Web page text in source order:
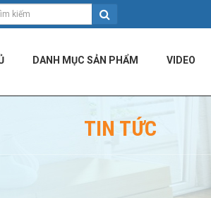
DANH MỤC SẢN PHẨM VIDEO
TIN TỨC